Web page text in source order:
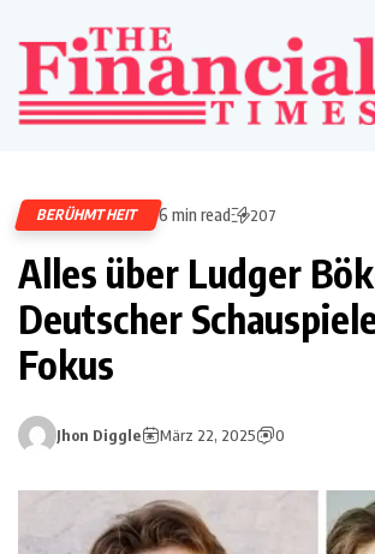
BERÜHMTHEIT 6 min read 207
Alles über Ludger
Deutscher
Fokus
Jhon Diggle März 22, 2025 0